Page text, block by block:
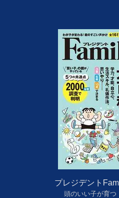
プレジデント
頭のいい子が育つ